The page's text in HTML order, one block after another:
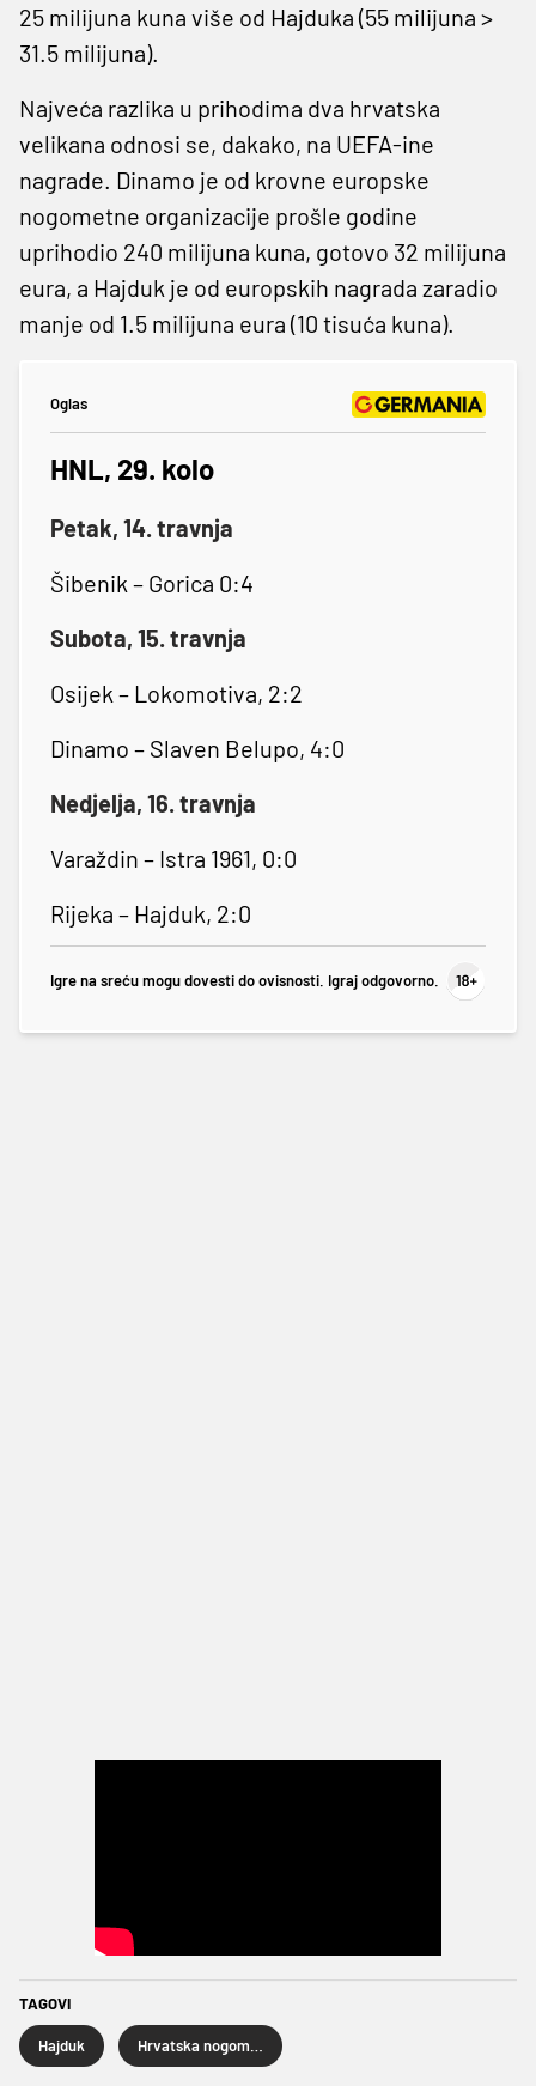
25 milijuna kuna više od Hajduka (55 milijuna >
31.5 milijuna).
Najveća razlika u prihodima dva hrvatska
velikana odnosi se, dakako, na UEFA-ine
nagrade. Dinamo je od krovne europske
nogometne organizacije prošle godine
uprihodio 240 milijuna kuna, gotovo 32 milijuna
eura, a Hajduk je od europskih nagrada zaradio
manje od 1.5 milijuna eura (10 tisuća kuna).
Oglas
HNL, 29. kolo
Petak, 14. travnja
Šibenik – Gorica 0:4
Subota, 15. travnja
Osijek – Lokomotiva, 2:2
Dinamo – Slaven Belupo, 4:0
Nedjelja, 16. travnja
Varaždin – Istra 1961, 0:0
Rijeka – Hajduk, 2:0
Igre na sreću mogu dovesti do ovisnosti. Igraj odgovorno.
TAGOVI
Hajduk